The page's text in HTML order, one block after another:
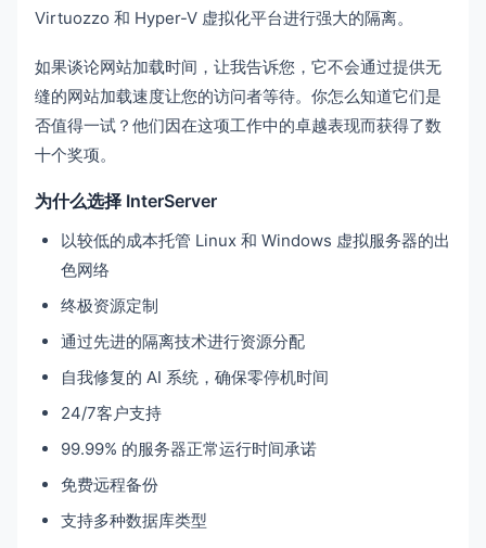
Virtuozzo 和 Hyper-V 虚拟化平台进行强大的隔离。
如果谈论网站加载时间，让我告诉您，它不会通过提供无
缝的网站加载速度让您的访问者等待。你怎么知道它们是
否值得一试？他们因在这项工作中的卓越表现而获得了数
十个奖项。
为什么选择 InterServer
以较低的成本托管 Linux 和 Windows 虚拟服务器的出
色网络
终极资源定制
通过先进的隔离技术进行资源分配
自我修复的 AI 系统，确保零停机时间
24/7客户支持
99.99% 的服务器正常运行时间承诺
免费远程备份
支持多种数据库类型